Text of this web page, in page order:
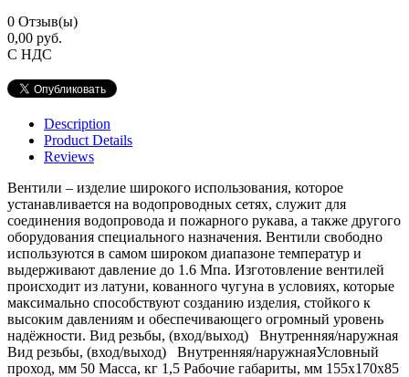
0 Отзыв(ы)
0,00 руб.
С НДС
Description
Product Details
Reviews
Вентили – изделие широкого использования, которое
устанавливается на водопроводных сетях, служит для
соединения водопровода и пожарного рукава, а также другого
оборудования специального назначения. Вентили свободно
используются в самом широком диапазоне температур и
выдерживают давление до 1.6 Мпа. Изготовление вентилей
происходит из латуни, кованного чугуна в условиях, которые
максимально способствуют созданию изделия, стойкого к
высоким давлениям и обеспечивающего огромный уровень
надёжности. Вид резьбы, (вход/выход) Внутренняя/наружная
Вид резьбы, (вход/выход) Внутренняя/наружнаяУсловный
проход, мм 50 Масса, кг 1,5 Рабочие габариты, мм 155х170х85